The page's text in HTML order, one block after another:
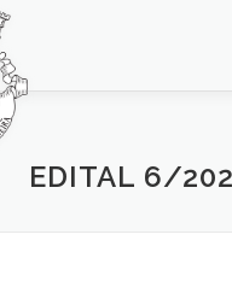
JUNTA DE FREGUESIA
EDITAL 6/